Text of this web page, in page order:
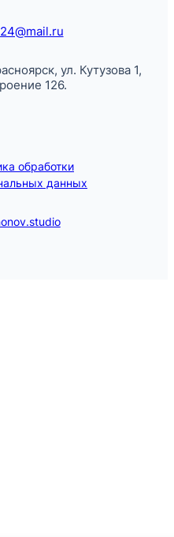
ул. Кутузова 1,
126.
обработки
данных